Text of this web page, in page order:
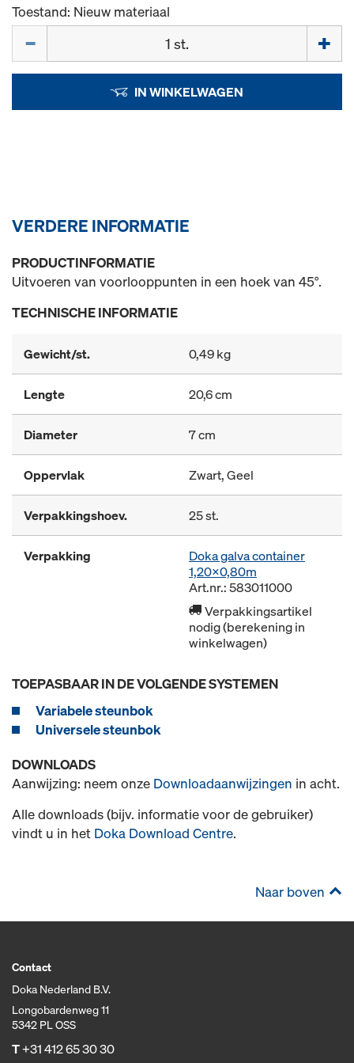
Toestand: Nieuw materiaal
IN WINKELWAGEN
VERDERE INFORMATIE
PRODUCTINFORMATIE
Uitvoeren van voorlooppunten in een hoek van 45°.
TECHNISCHE INFORMATIE
Gewicht/st. 0,49 kg
Lengte 20,6 cm
Diameter 7 cm
Oppervlak Zwart, Geel
Verpakkingshoev. 25 st.
Verpakking
Doka galva container
1,20x0,80m
Art.nr.: 583011000
Verpakkingsartikel
nodig (berekening in
winkelwagen)
TOEPASBAAR IN DE VOLGENDE SYSTEMEN
Variabele steunbok
Universele steunbok
DOWNLOADS
Aanwijzing: neem onze Downloadaanwijzingen in acht.
Alle downloads (bijv. informatie voor de gebruiker)
vindt u in het Doka Download Centre.
Naar boven
Contact
Doka Nederland B.V.
Longobardenweg 11
5342 PL OSS
T+31 412 65 30 30